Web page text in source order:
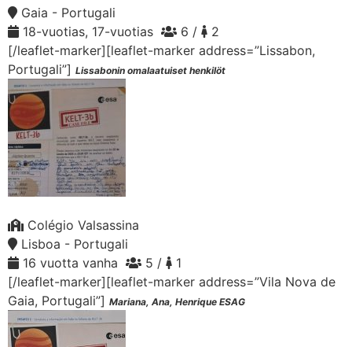
Gaia - Portugali
18-vuotias, 17-vuotias
6 /
2
[/leaflet-marker][leaflet-marker address=”Lissabon,
Portugali”] Lissabonin omalaatuiset henkilöt
Colégio Valsassina
Lisboa - Portugali
16 vuotta vanha
5 /
1
[/leaflet-marker][leaflet-marker address=”Vila Nova de
Gaia, Portugali”] Mariana, Ana, Henrique ESAG